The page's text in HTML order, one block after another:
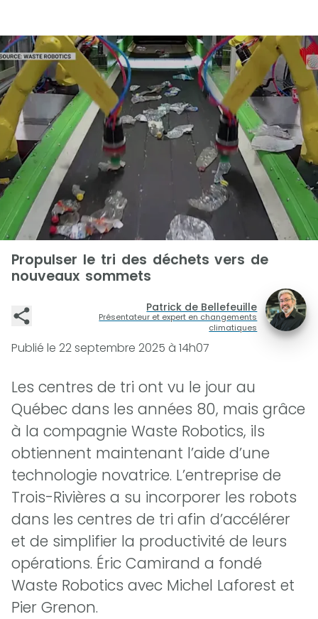
Propulser le tri des déchets vers de
nouveaux sommets
Patrick de Bellefeuille
Présentateur et expert en changements
climatiques
Publié le 22 septembre 2025 à 14h07
Les centres de tri ont vu le jour au
Québec dans les années 80, mais grâce
à la compagnie Waste Robotics, ils
obtiennent maintenant l’aide d’une
technologie novatrice. L’entreprise de
Trois-Rivières a su incorporer les robots
dans les centres de tri afin d’accélérer
et de simplifier la productivité de leurs
opérations. Éric Camirand a fondé
Waste Robotics avec Michel Laforest et
Pier Grenon.